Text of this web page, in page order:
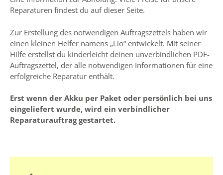
Reparaturen findest du auf dieser Seite.
Zur Erstellung des notwendigen Auftragszettels haben wir
einen kleinen Helfer namens „Lio“ entwickelt. Mit seiner
Hilfe erstellst du kinderleicht deinen unverbindlichen PDF-
Auftragszettel, der alle notwendigen Informationen für eine
erfolgreiche Reparatur enthält.
Erst wenn der Akku per Paket oder persönlich bei uns
eingeliefert wurde, wird ein verbindlicher
Reparaturauftrag gestartet.